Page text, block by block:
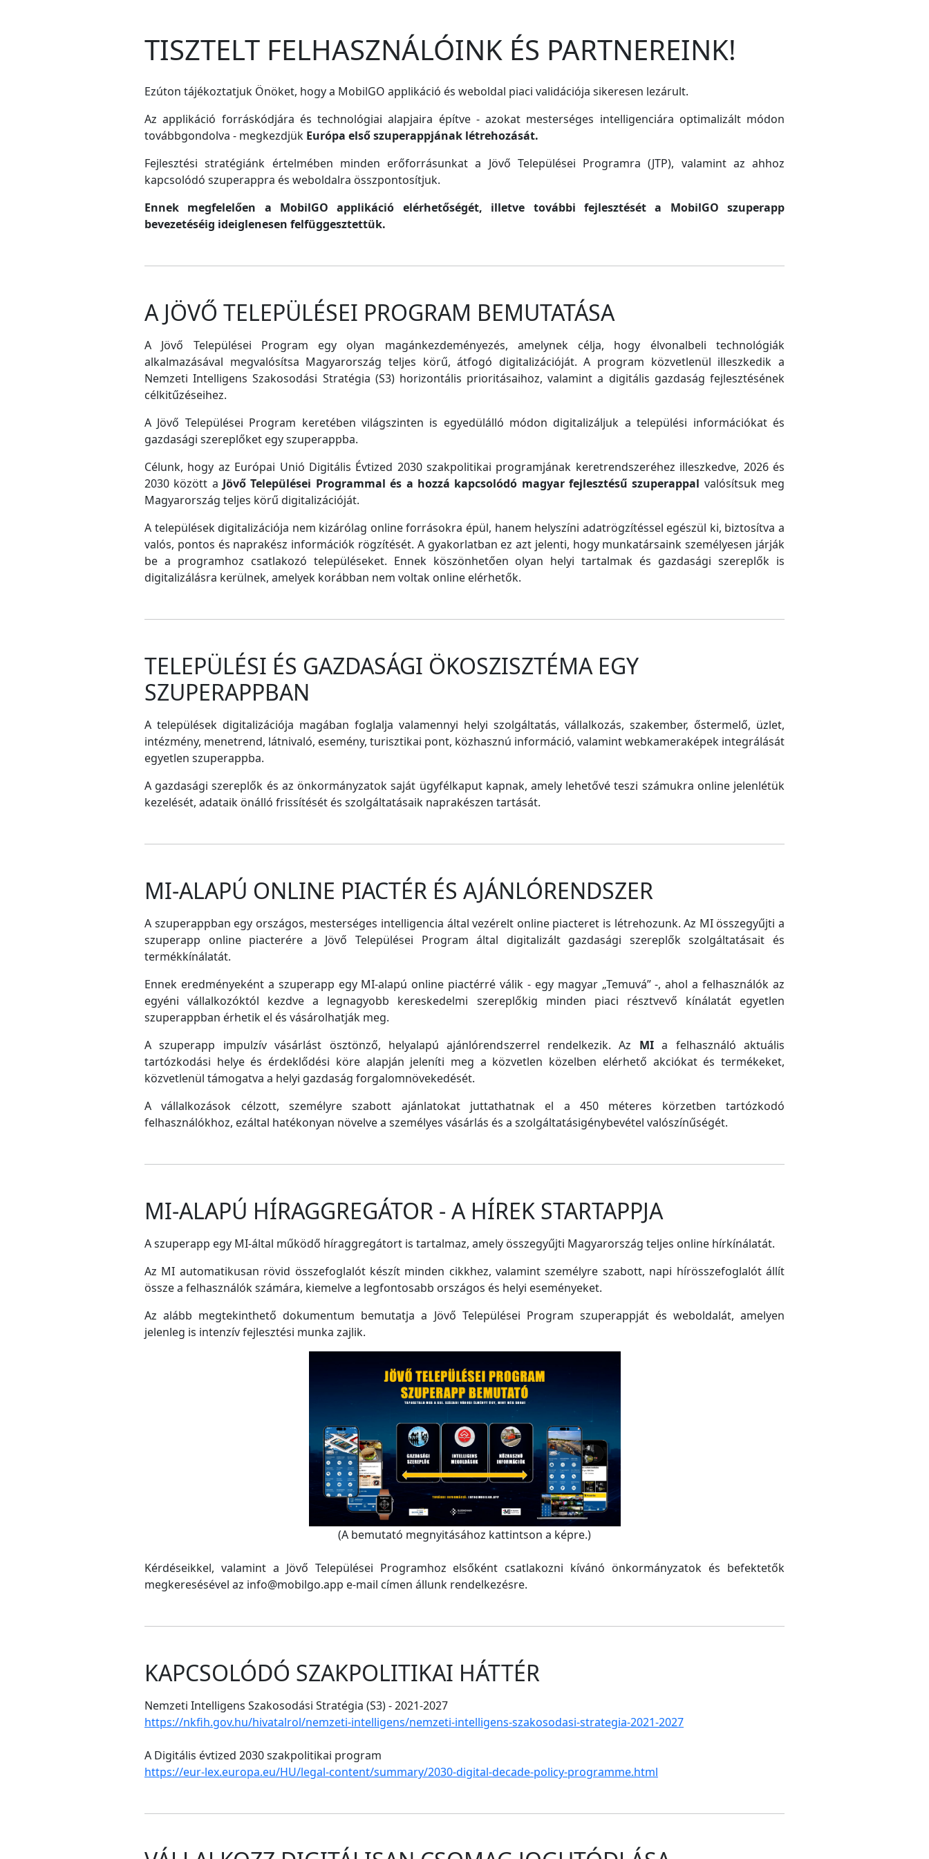
TISZTELT FELHASZNÁLÓINK ÉS PARTNEREINK!
Ezúton tájékoztatjuk Önöket, hogy a MobilGO applikáció és weboldal piaci validációja sikeresen lezárult.
Az applikáció forráskódjára és technológiai alapjaira építve - azokat mesterséges intelligenciára optimalizált módon
továbbgondolva - megkezdjük Európa első szuperappjának létrehozását.
Fejlesztési stratégiánk értelmében minden erőforrásunkat a Jövő Települései Programra (JTP), valamint az ahhoz
kapcsolódó szuperappra és weboldalra összpontosítjuk.
Ennek megfelelően a MobilGO applikáció elérhetőségét, illetve további fejlesztését a MobilGO szuperapp
bevezetéséig ideiglenesen felfüggesztettük.
A JÖVŐ TELEPÜLÉSEI PROGRAM BEMUTATÁSA
A Jövő Települései Program egy olyan magánkezdeményezés, amelynek célja, hogy élvonalbeli technológiák
alkalmazásával megvalósítsa Magyarország teljes körű, átfogó digitalizációját. A program közvetlenül illeszkedik a
Nemzeti Intelligens Szakosodási Stratégia (S3) horizontális prioritásaihoz, valamint a digitális gazdaság fejlesztésének
célkitűzéseihez.
A Jövő Települései Program keretében világszinten is egyedülálló módon digitalizáljuk a települési információkat és
gazdasági szereplőket egy szuperappba.
Célunk, hogy az Európai Unió Digitális Évtized 2030 szakpolitikai programjának keretrendszeréhez illeszkedve, 2026 és
2030 között a Jövő Települései Programmal és a hozzá kapcsolódó magyar fejlesztésű szuperappal valósítsuk meg
Magyarország teljes körű digitalizációját.
A települések digitalizációja nem kizárólag online forrásokra épül, hanem helyszíni adatrögzítéssel egészül ki, biztosítva a
valós, pontos és naprakész információk rögzítését. A gyakorlatban ez azt jelenti, hogy munkatársaink személyesen járják
be a programhoz csatlakozó településeket. Ennek köszönhetően olyan helyi tartalmak és gazdasági szereplők is
digitalizálásra kerülnek, amelyek korábban nem voltak online elérhetők.
TELEPÜLÉSI ÉS GAZDASÁGI ÖKOSZISZTÉMA EGY
SZUPERAPPBAN
A települések digitalizációja magában foglalja valamennyi helyi szolgáltatás, vállalkozás, szakember, őstermelő, üzlet,
intézmény, menetrend, látnivaló, esemény, turisztikai pont, közhasznú információ, valamint webkameraképek integrálását
egyetlen szuperappba.
A gazdasági szereplők és az önkormányzatok saját ügyfélkaput kapnak, amely lehetővé teszi számukra online jelenlétük
kezelését, adataik önálló frissítését és szolgáltatásaik naprakészen tartását.
MI-ALAPÚ ONLINE PIACTÉR ÉS AJÁNLÓRENDSZER
A szuperappban egy országos, mesterséges intelligencia által vezérelt online piacteret is létrehozunk. Az MI összegyűjti a
szuperapp online piacterére a Jövő Települései Program által digitalizált gazdasági szereplők szolgáltatásait és
termékkínálatát.
Ennek eredményeként a szuperapp egy MI-alapú online piactérré válik - egy magyar „Temuvá” -, ahol a felhasználók az
egyéni vállalkozóktól kezdve a legnagyobb kereskedelmi szereplőkig minden piaci résztvevő kínálatát egyetlen
szuperappban érhetik el és vásárolhatják meg.
A szuperapp impulzív vásárlást ösztönző, helyalapú ajánlórendszerrel rendelkezik. Az MIa felhasználó aktuális
tartózkodási helye és érdeklődési köre alapján jeleníti meg a közvetlen közelben elérhető akciókat és termékeket,
közvetlenül támogatva a helyi gazdaság forgalomnövekedését.
A vállalkozások célzott, személyre szabott ajánlatokat juttathatnak el a 450 méteres körzetben tartózkodó
felhasználókhoz, ezáltal hatékonyan növelve a személyes vásárlás és a szolgáltatásigénybevétel valószínűségét.
MI-ALAPÚ HÍRAGGREGÁTOR - A HÍREK STARTAPPJA
A szuperapp egy MI-által működő híraggregátort is tartalmaz, amely összegyűjti Magyarország teljes online hírkínálatát.
Az MI automatikusan rövid összefoglalót készít minden cikkhez, valamint személyre szabott, napi hírösszefoglalót állít
össze a felhasználók számára, kiemelve a legfontosabb országos és helyi eseményeket.
Az alább megtekinthető dokumentum bemutatja a Jövő Települései Program szuperappját és weboldalát, amelyen
jelenleg is intenzív fejlesztési munka zajlik.
(A bemutató megnyitásához kattintson a képre.)
Kérdéseikkel, valamint a Jövő Települései Programhoz elsőként csatlakozni kívánó önkormányzatok és befektetők
megkeresésével az info@mobilgo.app e-mail címen állunk rendelkezésre.
KAPCSOLÓDÓ SZAKPOLITIKAI HÁTTÉR
Nemzeti Intelligens Szakosodási Stratégia (S3) - 2021-2027
https://nkfih.gov.hu/hivatalrol/nemzeti-intelligens/nemzeti-intelligens-szakosodasi-strategia-2021-2027
A Digitális évtized 2030 szakpolitikai program
https://eur-lex.europa.eu/HU/legal-content/summary/2030-digital-decade-policy-programme.html